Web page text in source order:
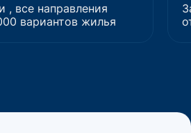
, все направления
вариантов жилья